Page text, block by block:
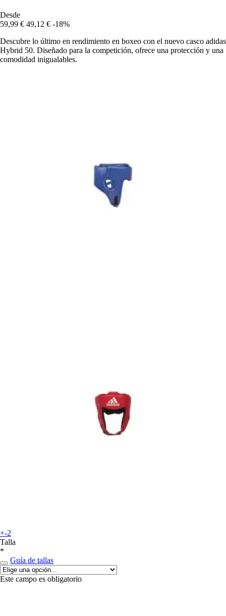
Desde
59,99 € 49,12 € -18%
Descubre lo último en rendimiento en boxeo con el nuevo casco adidas
Hybrid 50. Diseñado para la competición, ofrece una protección y una
comodidad inigualables.
+-2
Talla
*
Guía de tallas
Este campo es obligatorio